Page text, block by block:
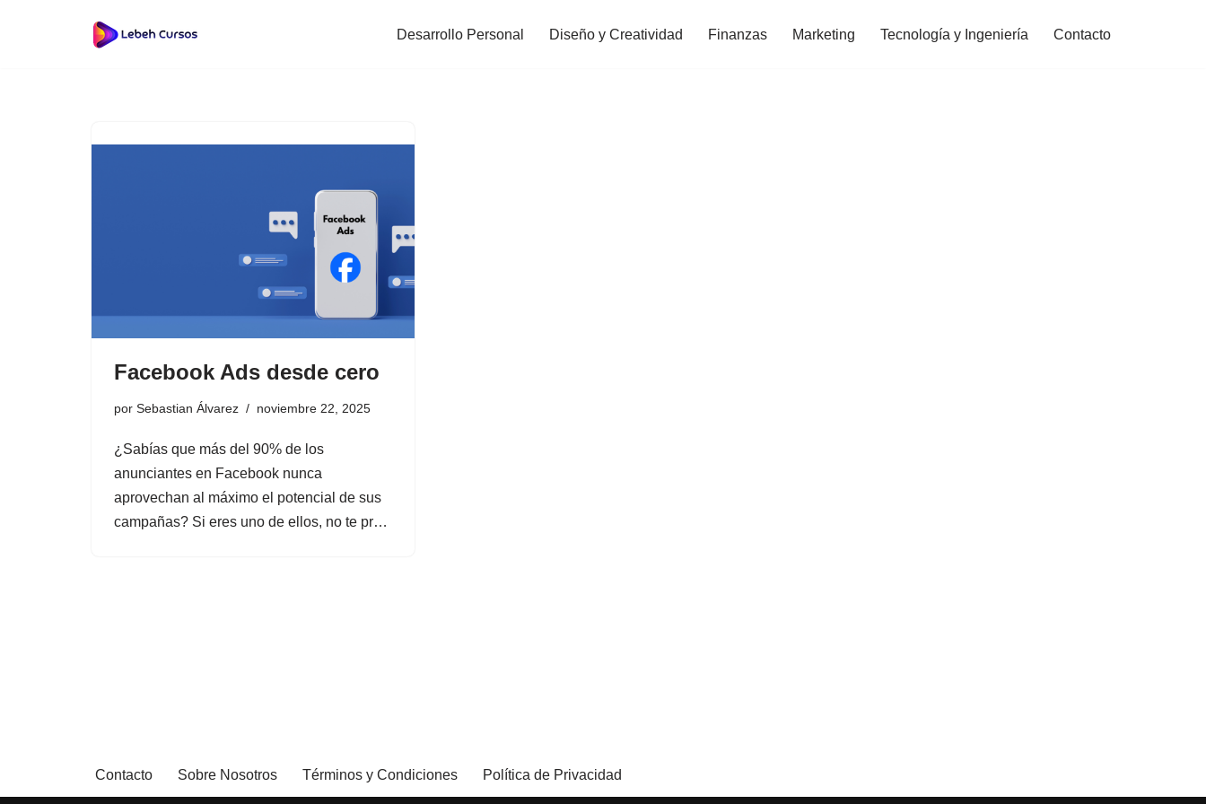
Desarrollo Personal Diseño y Creatividad Finanzas Marketing Tecnología y Ingeniería Contacto
Facebook Ads desde cero
por Sebastian Álvarez noviembre 22, 2025
¿Sabías que más del 90% de los
anunciantes en Facebook nunca
aprovechan al máximo el potencial de sus
campañas? Si eres uno de ellos, no te pr…
Contacto Sobre Nosotros Términos y Condiciones Política de Privacidad